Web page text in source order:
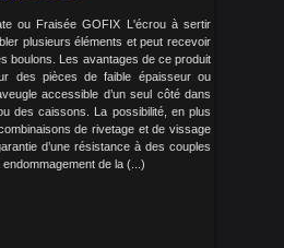
ou Fraisée GOFIX L'écrou à sertir
plusieurs éléments et peut recevoir
boulons. Les avantages de ce produit
des pièces de faible épaisseur ou
accessible d’un seul côté dans
des caissons. La possibilité, en plus
de rivetage et de vissage
d’une résistance à des couples
de la (...)